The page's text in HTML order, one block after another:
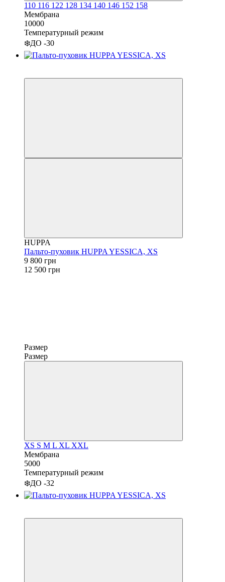
110 116 122 128 134 140 146 152 158
Мембрана
10000
Температурный режим
❄️ДО -30
HUPPA
Пальто-пуховик HUPPA YESSICA, XS
9 800 грн
12 500 грн
Размер
Размер
XS S M L XL XXL
Мембрана
5000
Температурный режим
❄️ДО -32